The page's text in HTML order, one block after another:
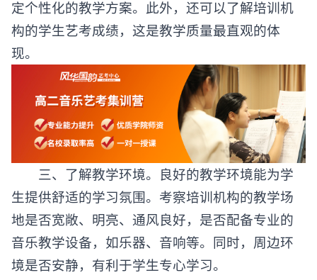
定个性化的教学方案。此外，还可以了解培训机
构的学生艺考成绩，这是教学质量最直观的体
现。
三、了解教学环境。良好的教学环境能为学
生提供舒适的学习氛围。考察培训机构的教学场
地是否宽敞、明亮、通风良好，是否配备专业的
音乐教学设备，如乐器、音响等。同时，周边环
境是否安静，有利于学生专心学习。